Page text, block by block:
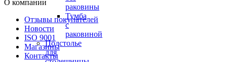
раковины
Тумба
с
раковиной
Подстолье
для
О компании
Отзывы покупателей
Новости
ISO 9001
Магазины
Контакты